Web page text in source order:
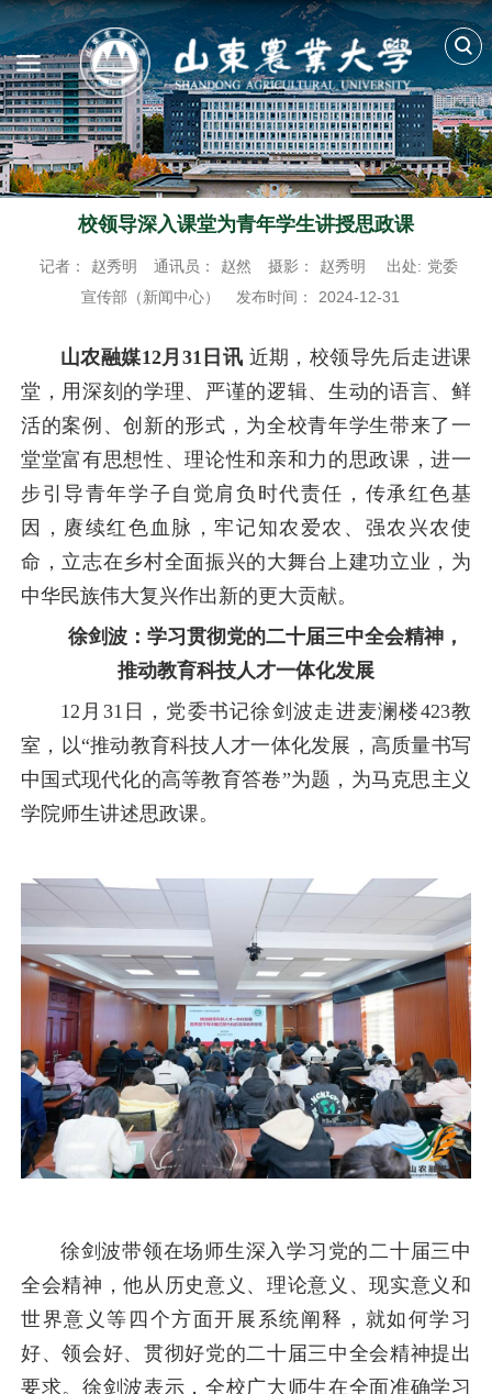
校领导深入课堂为青年学生讲授思政课
记者： 赵秀明 通讯员： 赵然 摄影： 赵秀明 出处: 党委
宣传部（新闻中心）
发布时间： 2024-12-31
山农融媒12月31日讯 近期，校领导先后走进课
堂，用深刻的学理、严谨的逻辑、生动的语言、鲜
活的案例、创新的形式 ，为全校青年学生带来了一
堂堂富有思想性、理论性和亲和力的思政课，进一
步引导青年学子自觉肩负时代责任，传承红色基
因，赓续红色血脉，牢记知农爱农、强农兴农使
命，立志在乡村全面振兴的大舞台上建功立业，为
中华民族伟大复兴作出新的更大贡献。
徐剑波：学习贯彻党的二十届三中全会精神，
推动教育科技人才一体化发展
12月31日，党委书记徐剑波走进麦澜楼423教
室，以“推动教育科技人才一体化发展，高质量书写
中国式现代化的高等教育答卷”为题，为马克思主义
学院师生讲述思政课。
徐剑波带领在场师生深入学习党的二十届三中
全会精神，他从历史意义、理论意义、现实意义和
世界意义等四个方面开展系统阐释，就如何学习
好、领会好、贯彻好党的二十届三中全会精神提出
要求。徐剑波表示，全校广大师生在全面准确学习